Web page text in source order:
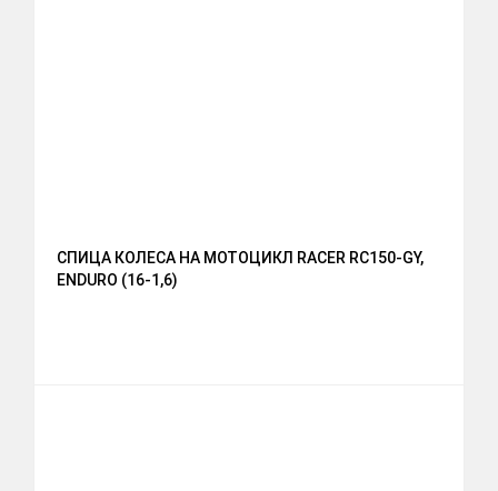
СПИЦА КОЛЕСА НА МОТОЦИКЛ RACER RC150-GY,
ENDURO (16-1,6)